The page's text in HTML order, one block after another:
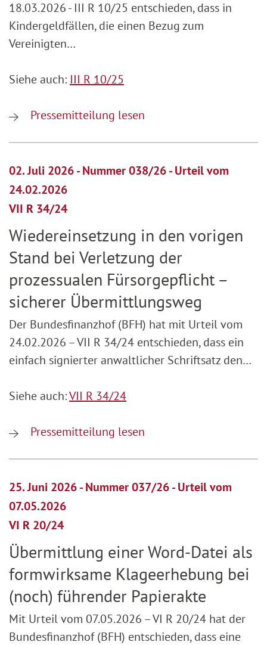
18.03.2026 - III R 10/25 entschieden, dass in
Kindergeldfällen, die einen Bezug zum
Vereinigten…
Siehe auch: III R 10/25
Pressemitteilung lesen
02. Juli 2026 - Nummer 038/26 - Urteil vom
24.02.2026
VII R 34/24
Wiedereinsetzung in den vorigen
Stand bei Verletzung der
prozessualen Fürsorgepflicht –
sicherer Übermittlungsweg
Der Bundesfinanzhof (BFH) hat mit Urteil vom
24.02.2026 – VII R 34/24 entschieden, dass ein
einfach signierter anwaltlicher Schriftsatz den…
Siehe auch:VII R 34/24
Pressemitteilung lesen
25. Juni 2026 - Nummer 037/26 - Urteil vom
07.05.2026
VI R 20/24
Übermittlung einer Word-Datei als
formwirksame Klageerhebung bei
(noch) führender Papierakte
Mit Urteil vom 07.05.2026 – VI R 20/24 hat der
Bundesfinanzhof (BFH) entschieden, dass eine